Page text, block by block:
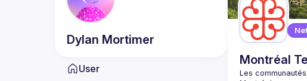
Dylan Mortimer
User
Montréal